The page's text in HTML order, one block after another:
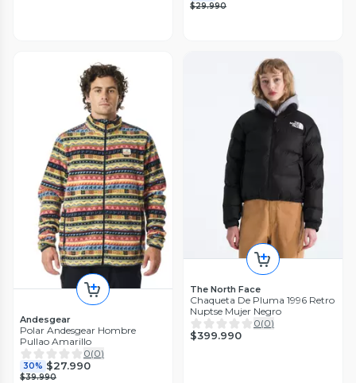
$29.990
Andesgear
Polar Andesgear Hombre
Pullao Amarillo
0(0)
30% $27.990
$39.990
The North Face
Chaqueta De Pluma 1996 Retro
Nuptse Mujer Negro
0(0)
$399.990